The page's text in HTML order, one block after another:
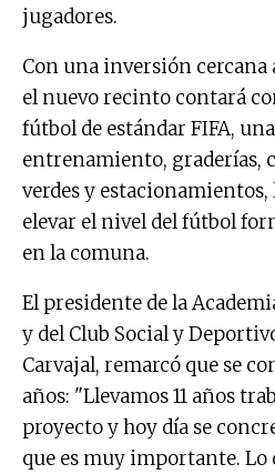
jugadores.
Con una inversión cercana
el nuevo recinto contará
fútbol de estándar FIFA,
entrenamiento, graderías,
verdes y
elevar el nivel del fútbol
en la comuna.
El presidente de la
y del Club Social y
Carvajal, remarcó que se
años: "Llevamos 11 años
proyecto y hoy día se
que es muy importante. Lo